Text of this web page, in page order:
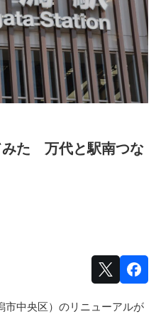
みた 万代と駅南つな
市中央区）のリニューアルが